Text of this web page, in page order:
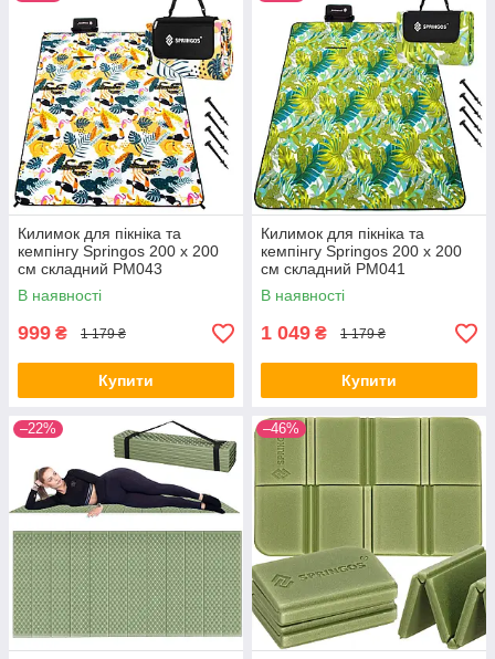
Килимок для пікніка та
кемпінгу Springos 200 x 200
см складний PM043
В наявності
999 ₴ 1 179 ₴
Купити
Килимок для пікніка та
кемпінгу Springos 200 x 200
см складний PM041
В наявності
1 049 ₴ 1 179 ₴
Купити
–22% –46%